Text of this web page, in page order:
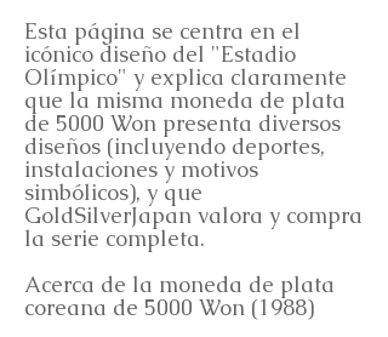
Esta página se centra en el
icónico diseño del "Estadio
Olímpico" y explica claramente
que la misma moneda de plata
de 5000 Won presenta diversos
diseños (incluyendo deportes,
instalaciones y motivos
simbólicos), y que
GoldSilverJapan valora y compra
la serie completa.
Acerca de la moneda de plata
coreana de 5000 Won (1988)